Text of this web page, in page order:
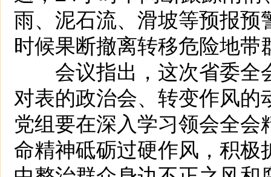
雨、泥石流、滑坡等预报预
时候果断撤离转移危险地
会议指出，这次省委全
对表的政治会、转变作风
党组要在深入学习领会全
命精神砥砺过硬作风，积